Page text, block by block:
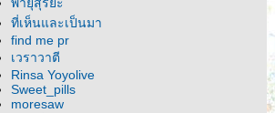
ที่เห็นและเป็นมา
find me pr
เวราวาตี
Rinsa Yoyolive
Sweet_pills
moresaw